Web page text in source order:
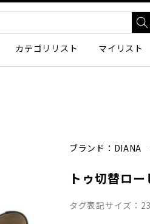
カテゴリリスト マイリスト
ブランド： DIANA
トゥ切替ロ
タグ表記サイズ：